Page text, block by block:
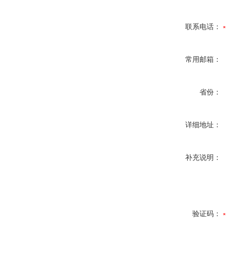
联系电话：
常用邮箱：
省份：
详细地址：
补充说明：
验证码：